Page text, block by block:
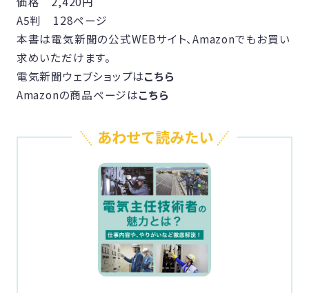
A5判 128ページ
本書は電気新聞の公式WEBサイト、Amazonでもお買い
求めいただけます。
電気新聞ウェブショップはこちら
Amazonの商品ページはこちら